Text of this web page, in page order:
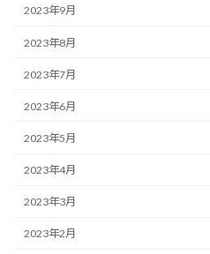
2023年9月
2023年8月
2023年7月
2023年6月
2023年5月
2023年4月
2023年3月
2023年2月